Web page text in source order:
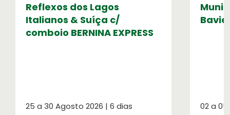
Números OASIS
Indicadores do nosso sucesso
Reflexos dos Lagos
Italianos & Suíça c/
comboio BERNINA EXPRESS
25 a 30 Agosto 2026 | 6 dias 02 a